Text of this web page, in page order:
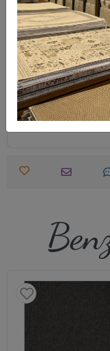
edebilirsiniz.
Destek
0540 001